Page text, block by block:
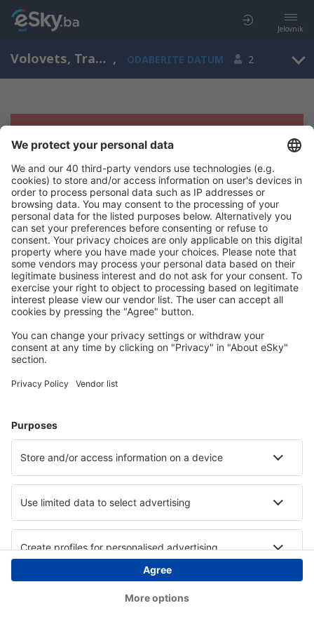
Jelovnik
Volovets, Transcarpathia, Ukrajina , ODABERITE DATUM 2
Žao nam je, ne možemo da prikažemo
rezultate
Pokušajte još jednom kad izaberete druge kriterijume
Copyright © eSky.ba. Sva prava zadržana.